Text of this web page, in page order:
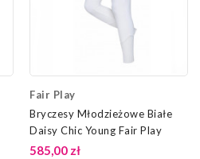
Fair Play
Bryczesy Młodzieżowe Białe
Daisy Chic Young Fair Play
585,00 zł